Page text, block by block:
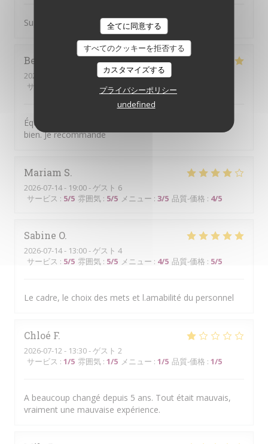
全てに同意する
すべてのクッキーを拒否する
カスタマイズする
プライバシーポリシー
undefined
Super brunch copieux et bon Le serveur était au top !
Beatrice
2026-07-14
- 19:00 - ゲスト 6
サービス
雰囲気:5/5 メニュー: 5 /5
Équipe accueillante. Bonne Ambiance et on y mange
bien. Je recommande
Mariam S
2026-07-14- 19:00 - ゲスト 6
サービス : 5/5 雰囲気 : 5/5 メニュー : 3/5 品質-価格 : 4/5
Sabine O
2026-07-14- 13:00 - ゲスト 4
サービス : 5/5 雰囲気 : 5/5 メニュー : 4/5 品質-価格 : 5/5
Le cadre, le choix des mets et l.amabilité du personnel
Chloé F
2026-07-12 - 13:30 - ゲスト 2
サービス : 1/5 雰囲気 : 1/5 メニュー : 1/5 品質-価格 : 1/5
A beaucoup changé depuis 5 ans. Tout était mauvais,
vraiment une mauvaise expérience.